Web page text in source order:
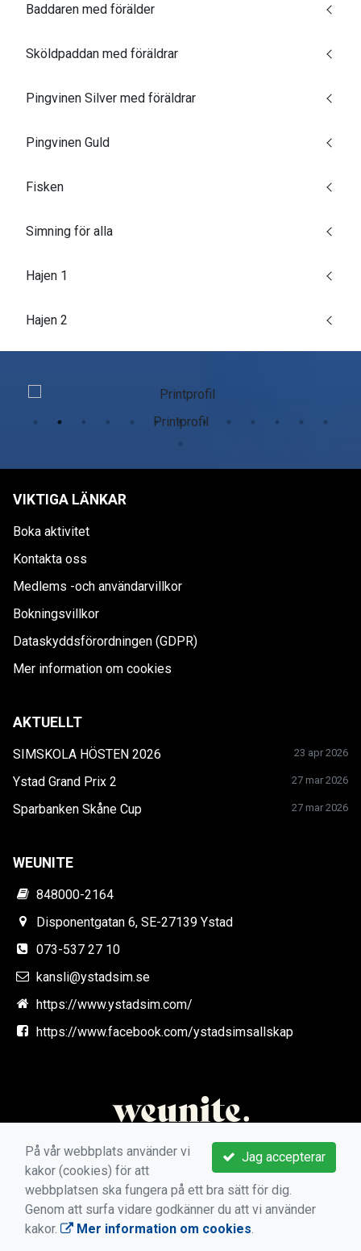
Baddaren med förälder
Sköldpaddan med föräldrar
Pingvinen Silver med föräldrar
Pingvinen Guld
Fisken
Simning för alla
Hajen 1
Hajen 2
Printprofil
VIKTIGA LÄNKAR
Boka aktivitet
Kontakta oss
Medlems -och användarvillkor
Bokningsvillkor
Dataskyddsförordningen (GDPR)
Mer information om cookies
AKTUELLT
SIMSKOLA HÖSTEN 2026 23 apr 2026
Ystad Grand Prix 2 27 mar 2026
Sparbanken Skåne Cup 27 mar 2026
WEUNITE
848000-2164
Disponentgatan 6, SE-27139 Ystad
073-537 27 10
kansli@ystadsim.se
https://www.ystadsim.com/
https://www.facebook.com/ystadsimsallskap
Jag accepterar
På vår webbplats använder vi
kakor (cookies) för att
webbplatsen ska fungera på ett bra sätt för dig.
Genom att surfa vidare godkänner du att vi använder
kakor.
Mer information om cookies.